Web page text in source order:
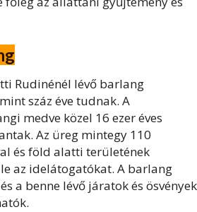
Rudinénél lévő barlang
száz éve tudnak. A
medve közel 16 ezer éves
Az üreg mintegy 110
és föld alatti területének
az idelátogatókat. A barlang
a benne lévő járatok és ösvények